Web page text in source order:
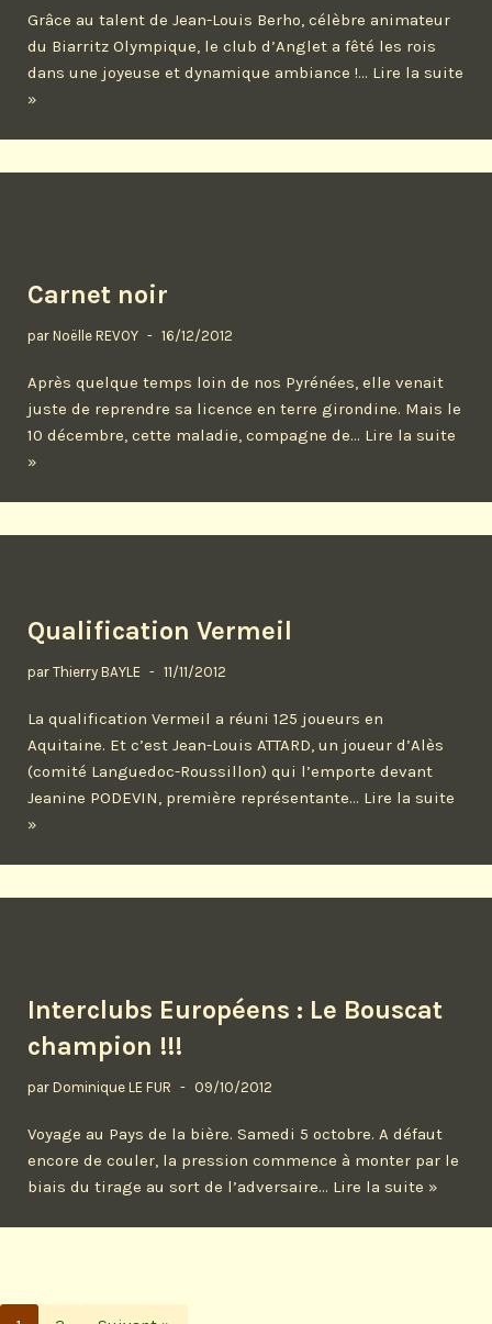
Grâce au talent de Jean-Louis Berho, célèbre animateur
du Biarritz Olympique, le club d’Anglet a fêté les rois
dans une joyeuse et dynamique ambiance !… Lire la suite
»
Carnet noir
par Noëlle REVOY 16/12/2012
Après quelque temps loin de nos Pyrénées, elle venait
juste de reprendre sa licence en terre girondine. Mais le
10 décembre, cette maladie, compagne de… Lire la suite
»
Qualification Vermeil
par Thierry BAYLE 11/11/2012
La qualification Vermeil a réuni 125 joueurs en
Aquitaine. Et c’est Jean-Louis ATTARD, un joueur d’Alès
(comité Languedoc-Roussillon) qui l’emporte devant
Jeanine PODEVIN, première représentante… Lire la suite
»
Interclubs Européens : Le Bouscat
champion !!!
par Dominique LE FUR 09/10/2012
Voyage au Pays de la bière. Samedi 5 octobre. A défaut
encore de couler, la pression commence à monter par le
biais du tirage au sort de l’adversaire… Lire la suite »